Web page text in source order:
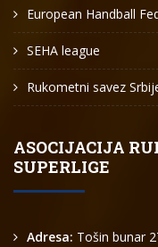
European Handball
SEHA league
Rukometni savez
ASOCIJACIJA
SUPERLIGE
Adresa: Tošin bunar